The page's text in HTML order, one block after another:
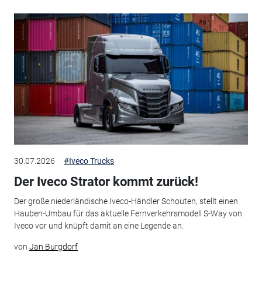
30.07.2026 #Iveco Trucks
Der Iveco Strator kommt zurück!
Der große niederländische Iveco-Händler Schouten, stellt einen
Hauben-Umbau für das aktuelle Fernverkehrsmodell S-Way von
Iveco vor und knüpft damit an eine Legende an.
von Jan Burgdorf